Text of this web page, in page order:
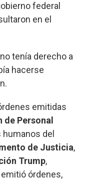
federal
en el
tenía derecho a
hacerse
emitidas
Personal
del
de Justicia,
Trump,
órdenes,